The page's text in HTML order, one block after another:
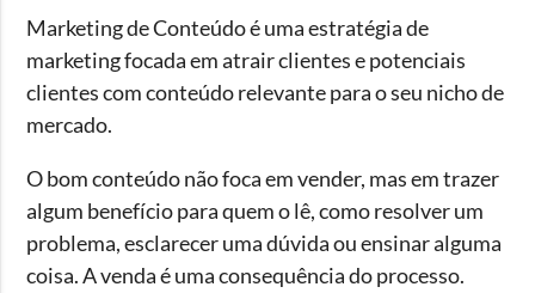
Marketing de Conteúdoé uma estratégia de
marketing focada em atrair clientes e potenciais
clientes com conteúdo relevante para o seu nicho de
mercado.
O bom conteúdo não foca em vender, mas em trazer
algum benefício para quem o lê, como resolver um
problema, esclarecer uma dúvida ou ensinar alguma
coisa. A venda é uma consequência do processo.